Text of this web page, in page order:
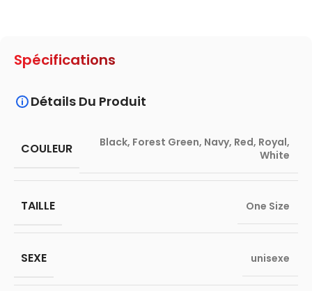
Spécifications
Détails Du Produit
COULEUR Black, Forest Green, Navy, Red, Royal,
White
TAILLE One Size
SEXE unisexe